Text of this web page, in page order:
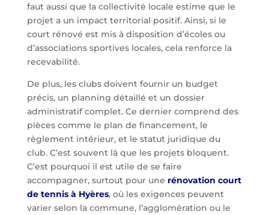
faut aussi que la collectivité locale estime que le
projet a un impact territorial positif. Ainsi, si le
court rénové est mis à disposition d’écoles ou
d’associations sportives locales, cela renforce la
recevabilité.
De plus, les clubs doivent fournir un budget
précis, un planning détaillé et un dossier
administratif complet. Ce dernier comprend des
pièces comme le plan de financement, le
règlement intérieur, et le statut juridique du
club. C’est souvent là que les projets bloquent.
C’est pourquoi il est utile de se faire
accompagner, surtout pour une rénovation court
de tennis à Hyères, où les exigences peuvent
varier selon la commune, l’agglomération ou le